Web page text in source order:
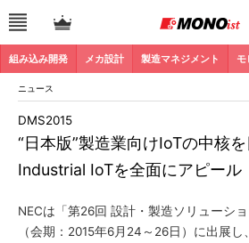
組み込み開発 メカ設計 製造マネジメント モ
ニュース
“日本版”製造業向けIoTの中核を
Industrial IoTを全面にアピール
DMS2015
NECは「第26回 設計・製造ソリューショ
（会期：2015年6月24～26日）に出展